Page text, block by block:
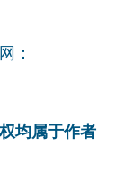
：
均属于作者